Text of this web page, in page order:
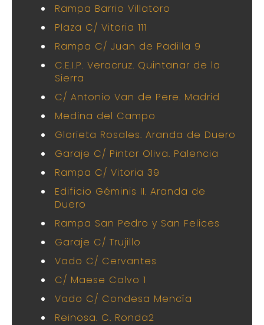
Rampa Barrio Villatoro
Plaza C/ Vitoria 111
Rampa C/ Juan de Padilla 9
C.E.I.P. Veracruz. Quintanar de la
Sierra
C/ Antonio Van de Pere. Madrid
Medina del Campo
Glorieta Rosales. Aranda de Duero
Garaje C/ Pintor Oliva. Palencia
Rampa C/ Vitoria 39
Edificio Géminis II. Aranda de
Duero
Rampa San Pedro y San Felices
Garaje C/ Trujillo
Vado C/ Cervantes
C/ Maese Calvo 1
Vado C/ Condesa Mencía
Reinosa. C. Ronda2